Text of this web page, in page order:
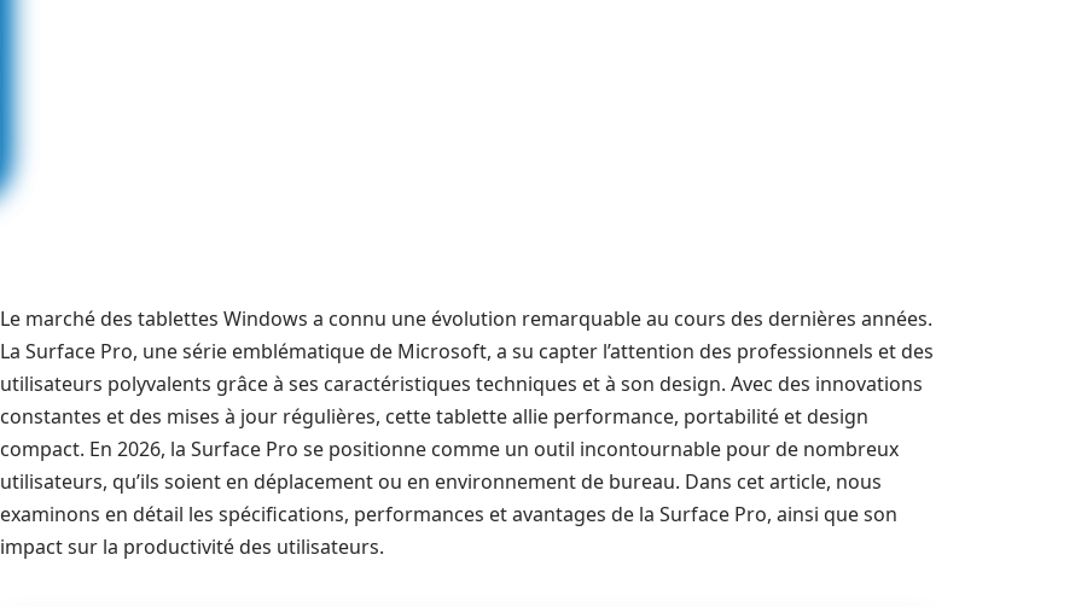
Le marché des tablettes Windows a connu une évolution remarquable au cours des dernières années.
La Surface Pro, une série emblématique de Microsoft, a su capter l’attention des professionnels et des
utilisateurs polyvalents grâce à ses caractéristiques techniques et à son design. Avec des innovations
constantes et des mises à jour régulières, cette tablette allie performance, portabilité et design
compact. En 2026, la Surface Pro se positionne comme un outil incontournable pour de nombreux
utilisateurs, qu’ils soient en déplacement ou en environnement de bureau. Dans cet article, nous
examinons en détail les spécifications, performances et avantages de la Surface Pro, ainsi que son
impact sur la productivité des utilisateurs.